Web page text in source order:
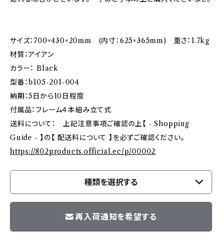
サイズ：700×430×20mm (内寸：625×365mm) 重さ：1.7kg
材質：アイアン
カラー： Black
型番：b105-201-004
納期：5日から10日程度
付属品：フレーム４本組み立て式
送料について： 上記注意事項ご確認の上【 - Shopping
Guide - 】の【 配送料について 】を必ずご確認ください。
https://802products.official.ec/p/00002
種類を選択する
再入荷通知を希望する